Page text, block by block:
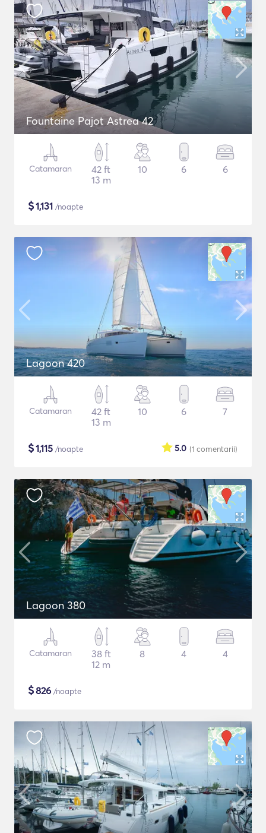
Fountaine Pajot Astrea 42
Catamaran
42 ft
13 m
10 6 6
$1,131 /noapte
Lagoon 420
Catamaran
42 ft
13 m
10 6 7
$1,115 /noapte (1 comentarii)
5.0
Lagoon 380
Catamaran
38 ft
12 m
8 4 4
$826 /noapte